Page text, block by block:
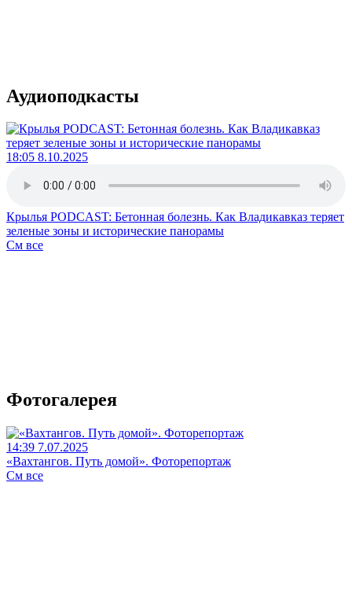
Аудиоподкасты
18:05 8.10.2025
Крылья PODCAST: Бетонная болезнь. Как Владикавказ теряет
зеленые зоны и исторические панорамы
См все
Фотогалерея
14:39 7.07.2025
«Вахтангов. Путь домой». Фоторепортаж
См все